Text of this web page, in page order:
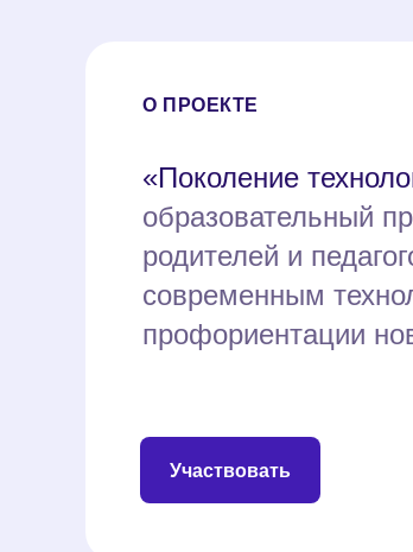
«Поколение
образовательный
родителей и
cовременным
профориентации
Участвовать
О ПРОЕКТЕ